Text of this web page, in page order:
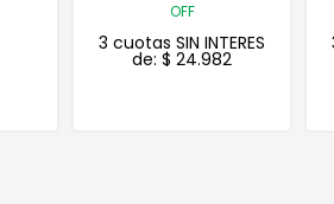
OFF
3 cuotas SIN INTERES
de:$7.936